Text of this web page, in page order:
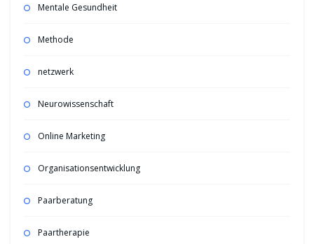
Mentale Gesundheit
Methode
netzwerk
Neurowissenschaft
Online Marketing
Organisationsentwicklung
Paarberatung
Paartherapie